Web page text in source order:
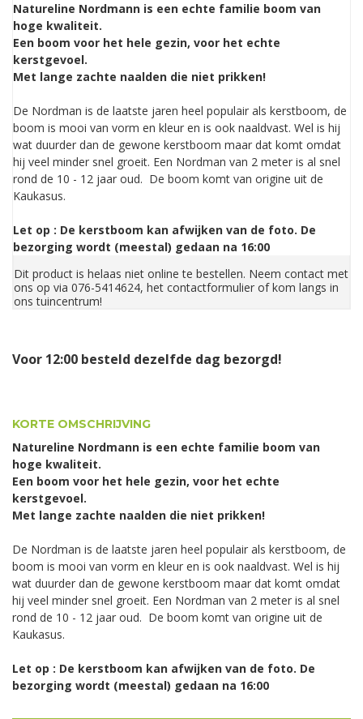
Natureline Nordmann is een echte familie boom van
hoge kwaliteit.
Een boom voor het hele gezin, voor het echte
kerstgevoel.
Met lange zachte naalden die niet prikken!
De Nordman is de laatste jaren heel populair als kerstboom, de
boom is mooi van vorm en kleur en is ook naaldvast. Wel is hij
wat duurder dan de gewone kerstboom maar dat komt omdat
hij veel minder snel groeit. Een Nordman van 2 meter is al snel
rond de 10 - 12 jaar oud. De boom komt van origine uit de
Kaukasus.
Let op : De kerstboom kan afwijken van de foto. De
bezorging wordt (meestal) gedaan na 16:00
Dit product is helaas niet online te bestellen. Neem contact met
ons op via 076-5414624, het contactformulier of kom langs in
ons tuincentrum!
Voor 12:00 besteld dezelfde dag bezorgd!
KORTE OMSCHRIJVING
Natureline Nordmann is een echte familie boom van
hoge kwaliteit.
Een boom voor het hele gezin, voor het echte
kerstgevoel.
Met lange zachte naalden die niet prikken!
De Nordman is de laatste jaren heel populair als kerstboom, de
boom is mooi van vorm en kleur en is ook naaldvast. Wel is hij
wat duurder dan de gewone kerstboom maar dat komt omdat
hij veel minder snel groeit. Een Nordman van 2 meter is al snel
rond de 10 - 12 jaar oud. De boom komt van origine uit de
Kaukasus.
Let op : De kerstboom kan afwijken van de foto. De
bezorging wordt (meestal) gedaan na 16:00